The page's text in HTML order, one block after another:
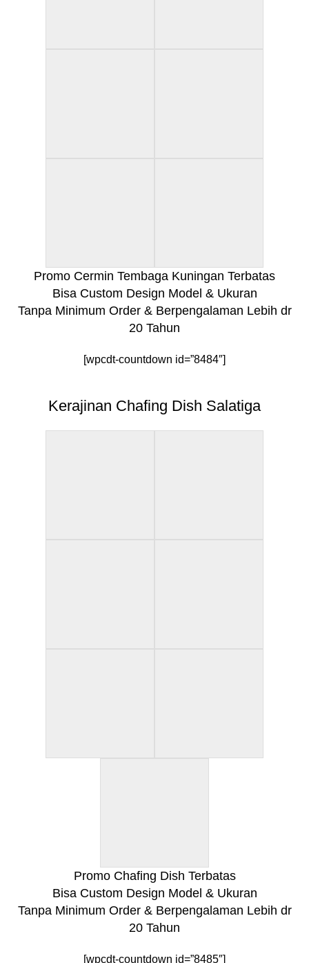
Promo Cermin Tembaga Kuningan Terbatas
Bisa Custom Design Model & Ukuran
Tanpa Minimum Order & Berpengalaman Lebih dr
20 Tahun
[wpcdt-countdown id=”8484″]
Kerajinan Chafing Dish Salatiga
Promo Chafing Dish Terbatas
Bisa Custom Design Model & Ukuran
Tanpa Minimum Order & Berpengalaman Lebih dr
20 Tahun
[wpcdt-countdown id=”8485″]